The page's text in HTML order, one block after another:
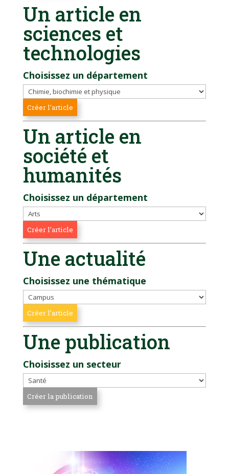
Un article en
sciences et
technologies
Choisissez un département
Un article en
société et
humanités
Choisissez un département
Une actualité
Choisissez une thématique
Une publication
Choisissez un secteur